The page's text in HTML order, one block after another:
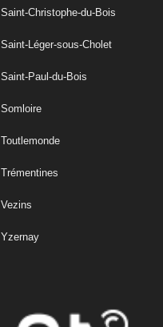
Saint-Christophe-du-Bois
Saint-Léger-sous-Cholet
Saint-Paul-du-Bois
Somloire
Toutlemonde
Trémentines
Vezins
Yzernay